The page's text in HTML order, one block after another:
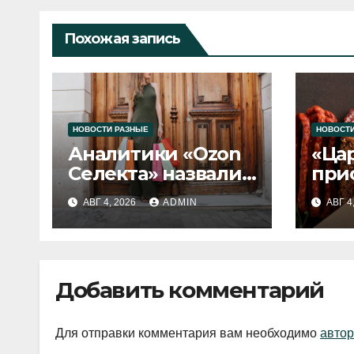
Похожая запись
НОВОСТИ РАЗНЫЕ
Аналитики «Ozon
Селекта» назвали
fashion-тренды
2026 года
АВГ 4, 2026 ADMIN АВГ
Добавить комментарий
Для отправки комментария вам необходимо